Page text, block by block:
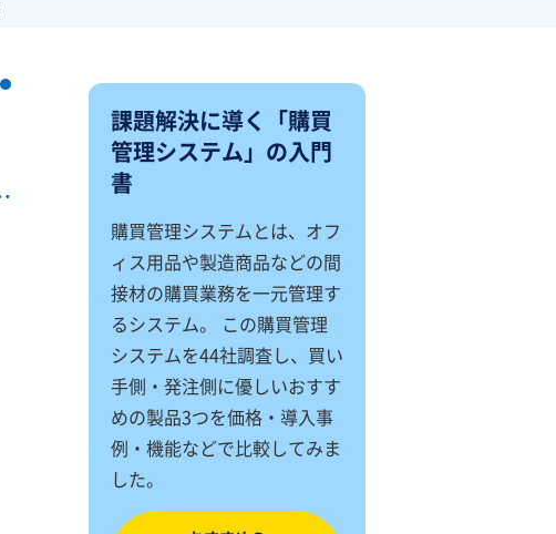
課題解決に導く「購買
管理システム」の入門
書
購買管理システムとは、オフ
ィス用品や製造商品などの間
接材の購買業務を一元管理す
るシステム。 この購買管理
システムを44社調査し、買い
手側・発注側に優しいおすす
めの製品3つを価格・導入事
例・機能などで比較してみま
した。